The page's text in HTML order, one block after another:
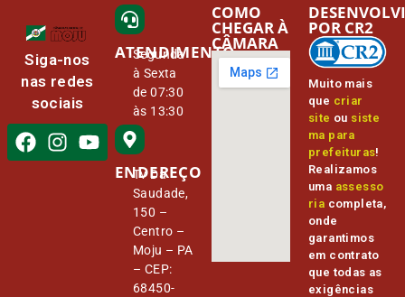
Siga-nos
nas redes
sociais
ATENDIMENTO
Segunda
à Sexta
de 07:30
às 13:30
ENDEREÇO
Tv Da
Saudade,
150 –
Centro –
Moju – PA
– CEP:
68450-
COMO
CHEGAR À
CÂMARA
Muito mais
que criar
site ou siste
ma para
prefeituras!
Realizamos
uma assesso
ria completa,
onde
garantimos
em contrato
que todas as
exigências
POR CR2